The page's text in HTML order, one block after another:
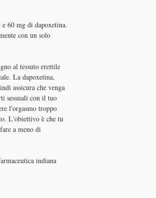
60 mg di dapoxetina.
con un solo
al tessuto erettile
La dapoxetina,
assicura che venga
sessuali con il tuo
l'orgasmo troppo
L'obiettivo è che tu
a meno di
indiana